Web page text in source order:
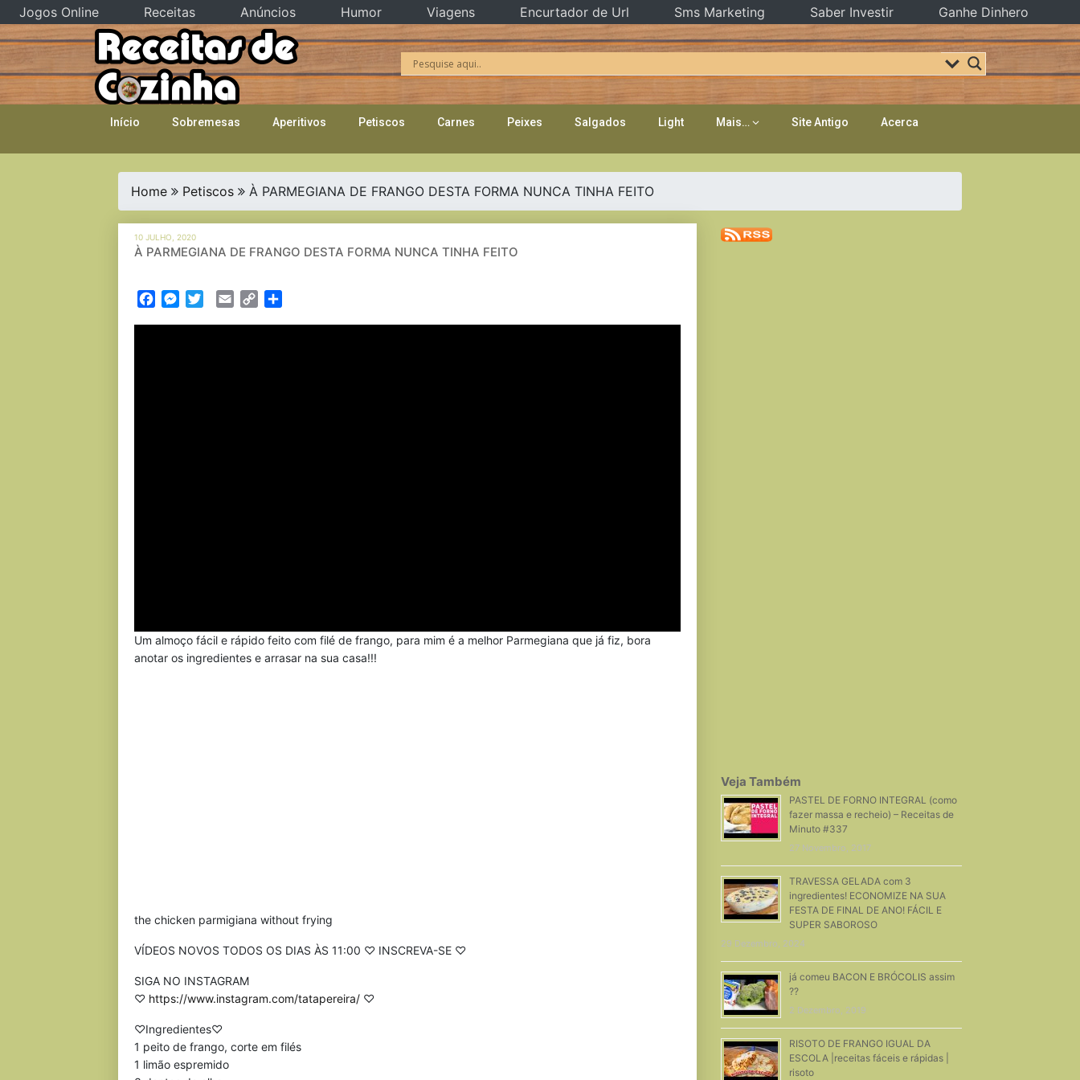
Skip
to
content
Início Sobremesas Aperitivos Petiscos Carnes Peixes Salgados Light Mais… Site Antigo Acerca
Home Petiscos À PARMEGIANA DE FRANGO DESTA FORMA NUNCA TINHA FEITO
10 JULHO, 2020
À PARMEGIANA DE FRANGO DESTA FORMA NUNCA TINHA FEITO
FacebookMessenger
TwitterEmail Copy
Um almoço fácil e rápido feito com filé de frango, para mim é a melhor Parmegiana que já fiz, bora
anotar os ingredientes e arrasar na sua casa!!!
the chicken parmigiana without frying
VÍDEOS NOVOS TODOS OS DIAS ÀS 11:00 ♡ INSCREVA-SE ♡
SIGA NO INSTAGRAM
♡ https://www.instagram.com/tatapereira/ ♡
♡Ingredientes♡
1 peito de frango, corte em filés
1 limão espremido
Veja Também
PASTEL DE FORNO INTEGRAL (como
fazer massa e recheio) – Receitas de
Minuto #337
27 Novembro, 2017
TRAVESSA GELADA com 3
ingredientes! ECONOMIZE NA SUA
FESTA DE FINAL DE ANO! FÁCIL E
SUPER SABOROSO
29 Dezembro, 2024
já comeu BACON E BRÓCOLIS assim
??
2 Dezembro, 2019
RISOTO DE FRANGO IGUAL DA
ESCOLA |receitas fáceis e rápidas |
risoto
Jogos Online Receitas Anúncios Humor Viagens Encurtador de Url Sms Marketing Saber Investir Ganhe Dinhero